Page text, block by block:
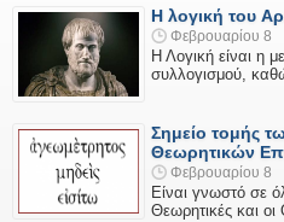
Η λογική του
Φεβρουαρίου 8
Η Λογική είναι η
συλλογισμού,
Σημείο τομής
Θεωρητικών
Φεβρουαρίου 8
Είναι γνωστό σε
Θεωρητικές και οι